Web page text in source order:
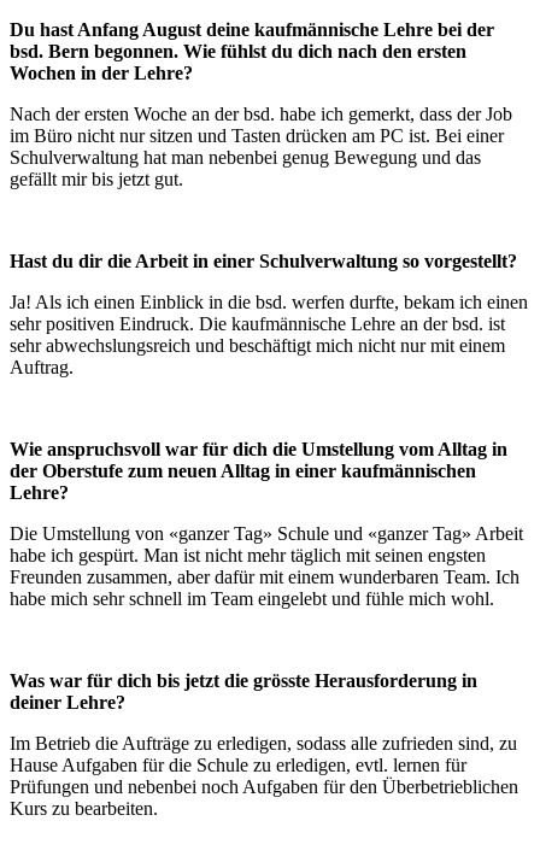
Du hast Anfang August deine kaufmännische Lehre bei der
bsd. Bern begonnen. Wie fühlst du dich nach den ersten
Wochen in der Lehre?
Nach der ersten Woche an der bsd. habe ich gemerkt, dass der Job
im Büro nicht nur sitzen und Tasten drücken am PC ist. Bei einer
Schulverwaltung hat man nebenbei genug Bewegung und das
gefällt mir bis jetzt gut.
Hast du dir die Arbeit in einer Schulverwaltung so vorgestellt?
Ja! Als ich einen Einblick in die bsd. werfen durfte, bekam ich einen
sehr positiven Eindruck. Die kaufmännische Lehre an der bsd. ist
sehr abwechslungsreich und beschäftigt mich nicht nur mit einem
Auftrag.
Wie anspruchsvoll war für dich die Umstellung vom Alltag in
der Oberstufe zum neuen Alltag in einer kaufmännischen
Lehre?
Die Umstellung von «ganzer Tag» Schule und «ganzer Tag» Arbeit
habe ich gespürt. Man ist nicht mehr täglich mit seinen engsten
Freunden zusammen, aber dafür mit einem wunderbaren Team. Ich
habe mich sehr schnell im Team eingelebt und fühle mich wohl.
Was war für dich bis jetzt die grösste Herausforderung in
deiner Lehre?
Im Betrieb die Aufträge zu erledigen, sodass alle zufrieden sind, zu
Hause Aufgaben für die Schule zu erledigen, evtl. lernen für
Prüfungen und nebenbei noch Aufgaben für den Überbetrieblichen
Kurs zu bearbeiten.